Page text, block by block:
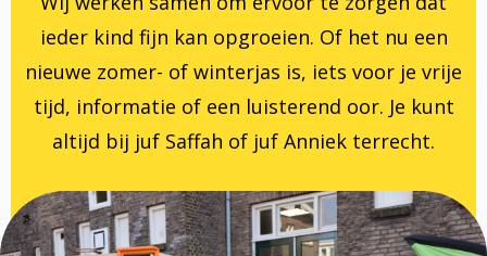
ieder kind fijn kan opgroeien. Of het nu een
nieuwe zomer- of winterjas is, iets voor je vrije
tijd, informatie of een luisterend oor. Je kunt
altijd bij juf Saffah of juf Anniek terrecht.